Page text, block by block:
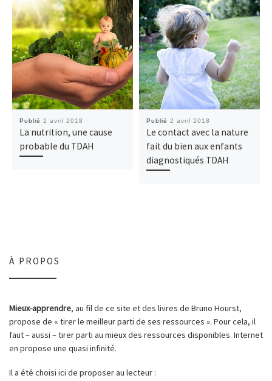
Publié 2 avril 2018
La nutrition, une cause
probable du TDAH
Publié 2 avril 2018
Le contact avec la nature
fait du bien aux enfants
diagnostiqués TDAH
À PROPOS
Mieux-apprendre, au fil de ce site et des livres de Bruno Hourst,
propose de « tirer le meilleur parti de ses ressources ». Pour cela, il
faut – aussi – tirer parti au mieux des ressources disponibles. Internet
en propose une quasi infinité.
Il a été choisi ici de proposer au lecteur :